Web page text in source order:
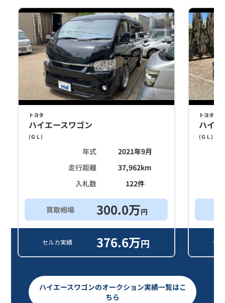
トヨタ
ハイエースワゴン
(ＧＬ)
年式
2021年9月
走行距離
37,962km
入札数
122件
買取相場 300.0万円
セルカ実績 376.6万円
トヨタ
ハイ
(ＧＬ)
セ
ハイエースワゴンのオークション実績一覧はこ
ちら